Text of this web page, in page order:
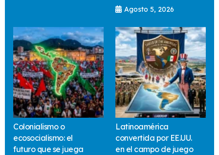
Agosto 5, 2026
Colonialismo o
ecosocialismo: el
futuro que se juega
Latinoamérica
convertida por EE.UU.
en el campo de juego